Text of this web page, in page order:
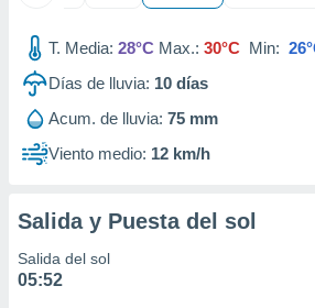
de
1199
T. Media: 28°C Max.: 30°C Min:
Días de lluvia: 10 días
Acum. de lluvia: 75 mm
Viento medio: 12 km/h
Salida y Puesta del sol
Salida del sol
05:52